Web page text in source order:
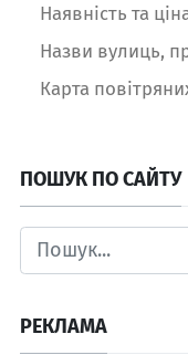
Наявність та
Назви вулиць,
Карта
ПОШУК ПО САЙТУ
РЕКЛАМА